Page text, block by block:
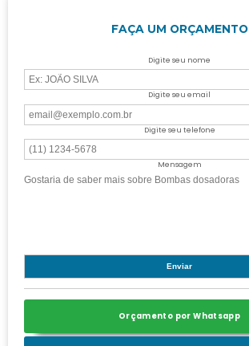
FAÇA UM ORÇAMENTO
Digite seu nome
Digite seu email
Digite seu telefone
Mensagem
Orçamento por Whatsapp